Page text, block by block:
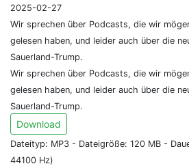
2025-02-27
Wir sprechen über Podcasts, die wir
gelesen haben, und leider auch über die
Sauerland-Trump.
Wir sprechen über Podcasts, die wir
gelesen haben, und leider auch über die
Sauerland-Trump.
Download
Dateityp: MP3 - Dateigröße: 120 MB -
44100 Hz)